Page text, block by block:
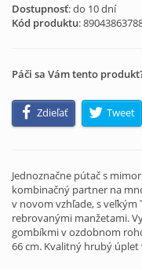
Dostupnosť: do 10 dní
Kód produktu:
Páči sa Vám tento
Zdieľať Tweet
Jednoznačne pútač s
kombinačný partner na
v novom vzhľade, s veľkým
rebrovanými manžetami.
gombíkmi v ozdobnom
66 cm. Kvalitný hrubý